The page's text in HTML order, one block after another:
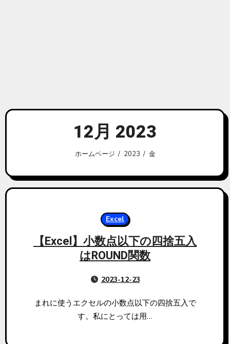
12月 2023
ホームページ 2023 金
Excel
【Excel】小数点以下の四捨五入
はROUND関数
2023-12-23
まれに使うエクセルの小数点以下の四捨五入で
す。私にとっては用…